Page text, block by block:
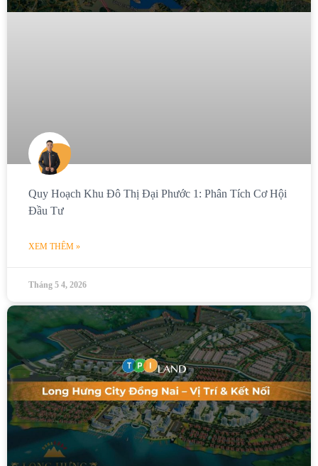
Quy Hoạch Khu Đô Thị Đại Phước 1: Phân Tích Cơ Hội
Đầu Tư
XEM THÊM »
Tháng 5 4, 2026